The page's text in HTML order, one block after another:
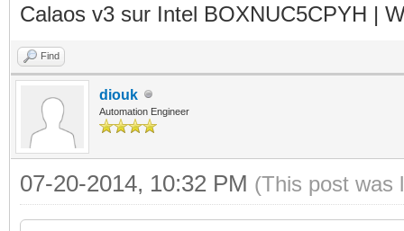
Calaos v3 sur Intel BOXNUC5CPYH |
Find
diouk
Automation Engineer
07-20-2014, 10:32 PM (This post was